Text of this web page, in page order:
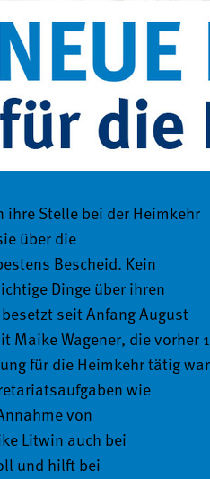
bedeutet das, dass wir
300 Telefoninterviews
haben. Dank der
Antworten in der Folge
sondern auch in
in Hannover
kurzer Blick auf die
reicht bereits, um
Stelle bei der Heimkehr
über die
Bescheid. Kein
Dinge über ihren
seit Anfang August
Maike Wagener, die vorher
für die Heimkehr tätig
wie
von
Litwin auch bei
und hilft bei